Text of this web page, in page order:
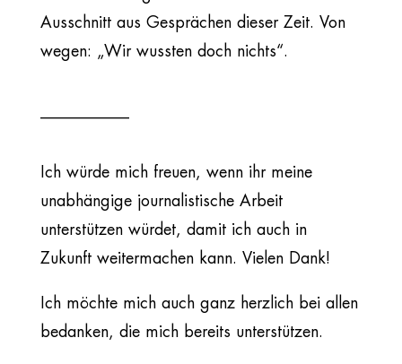
Ausschnitt aus Gesprächen dieser Zeit. Von
wegen: „Wir wussten doch nichts“.
Ich würde mich freuen, wenn ihr meine
unabhängige journalistische Arbeit
unterstützen würdet, damit ich auch in
Zukunft weitermachen kann. Vielen Dank!
Ich möchte mich auch ganz herzlich bei allen
bedanken, die mich bereits unterstützen.